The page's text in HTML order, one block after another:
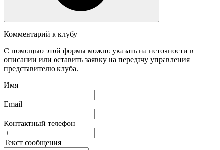
Комментарий к клубу
С помощью этой формы можно указать на неточности в
описании или оставить заявку на передачу управления
представителю клуба.
Имя
Email
Контактный телефон
Текст сообщения